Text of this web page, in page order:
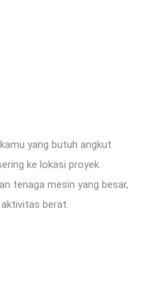
yang butuh angkut
ke lokasi proyek.
tenaga mesin yang besar,
berat.